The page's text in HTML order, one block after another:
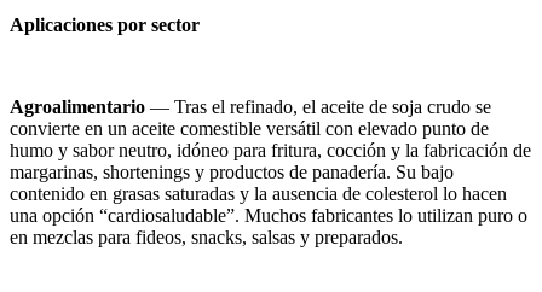
Aplicaciones por sector
Agroalimentario — Tras el refinado, el aceite de soja crudo se
convierte en un aceite comestible versátil con elevado punto de
humo y sabor neutro, idóneo para fritura, cocción y la fabricación de
margarinas, shortenings y productos de panadería. Su bajo
contenido en grasas saturadas y la ausencia de colesterol lo hacen
una opción “cardiosaludable”. Muchos fabricantes lo utilizan puro o
en mezclas para fideos, snacks, salsas y preparados.